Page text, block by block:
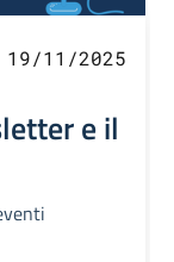
19/11/2025
e il